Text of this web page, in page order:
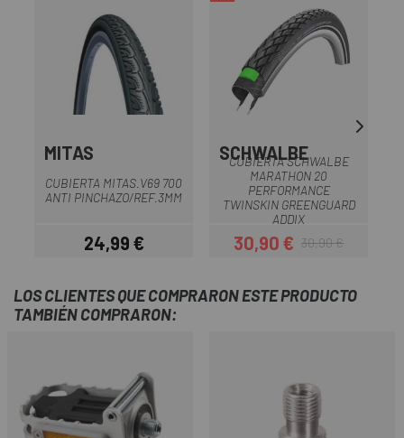
MITAS
CUBIERTA MITAS.V69 700
ANTI PINCHAZO/REF.3MM
Precio
24,99 €
SCHWALBE
CUBIERTA SCHWALBE
MARATHON 20
PERFORMANCE
TWINSKIN GREENGUARD
ADDIX
Precio
30,90 €Precio regular
30,90 €
LOS CLIENTES QUE COMPRARON ESTE PRODUCTO
TAMBIÉN COMPRARON: